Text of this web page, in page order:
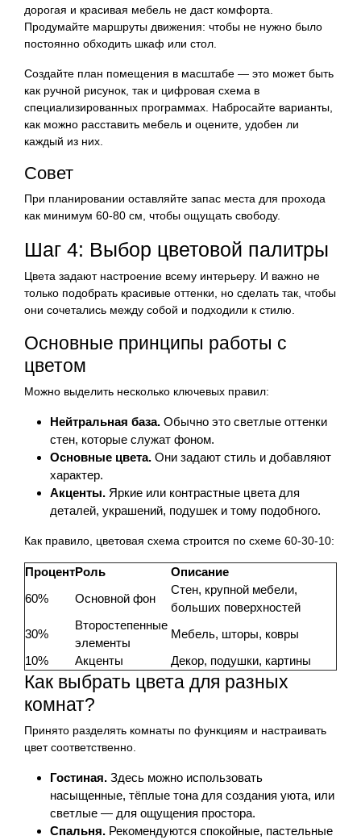
дорогая и красивая мебель не даст комфорта.
Продумайте маршруты движения: чтобы не нужно было
постоянно обходить шкаф или стол.
Создайте план помещения в масштабе — это может быть
как ручной рисунок, так и цифровая схема в
специализированных программах. Набросайте варианты,
как можно расставить мебель и оцените, удобен ли
каждый из них.
Совет
При планировании оставляйте запас места для прохода
как минимум 60-80 см, чтобы ощущать свободу.
Шаг 4: Выбор цветовой палитры
Цвета задают настроение всему интерьеру. И важно не
только подобрать красивые оттенки, но сделать так, чтобы
они сочетались между собой и подходили к стилю.
Основные принципы работы с
цветом
Можно выделить несколько ключевых правил:
Нейтральная база. Обычно это светлые оттенки
стен, которые служат фоном.
Основные цвета. Они задают стиль и добавляют
характер.
Акценты. Яркие или контрастные цвета для
деталей, украшений, подушек и тому подобного.
Как правило, цветовая схема строится по схеме 60-30-10:
ПроцентРоль
Описание
60%
Основной фон
Стен, крупной мебели,
больших поверхностей
30%
Второстепенные
элементы
Мебель, шторы, ковры
10%
Акценты Декор, подушки, картины
Как выбрать цвета для разных
комнат?
Принято разделять комнаты по функциям и настраивать
цвет соответственно.
Гостиная. Здесь можно использовать
насыщенные, тёплые тона для создания уюта, или
светлые — для ощущения простора.
Спальня. Рекомендуются спокойные, пастельные